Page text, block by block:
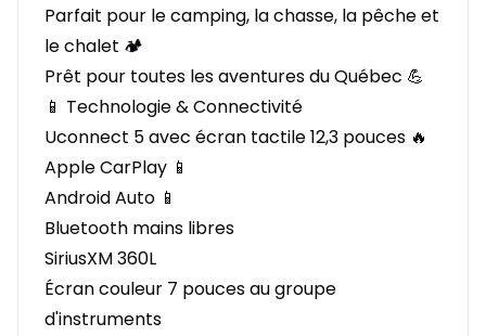
Parfait pour le camping, la chasse, la pêche et
le chalet 🏕️
Prêt pour toutes les aventures du Québec 💪
📱 Technologie & Connectivité
Uconnect 5 avec écran tactile 12,3 pouces 🔥
Apple CarPlay 📱
Android Auto 📱
Bluetooth mains libres
SiriusXM 360L
Écran couleur 7 pouces au groupe
d'instruments